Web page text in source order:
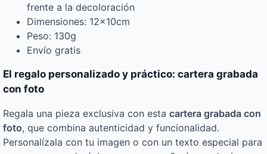
frente a la decoloración
Dimensiones: 12x10cm
Peso: 130g
Envío gratis
El regalo personalizado y práctico: cartera grabada
con foto
Regala una pieza exclusiva con esta cartera grabada con
foto, que combina autenticidad y funcionalidad.
Personalízala con tu imagen o con un texto especial para